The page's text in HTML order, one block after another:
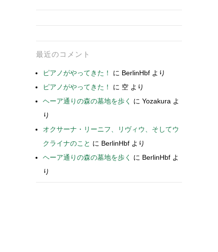
最近のコメント
ピアノがやってきた！ に BerlinHbf より
ピアノがやってきた！
に 空 より
ヘーア通りの森の墓地を歩く
に Yozakura よ
り
オクサーナ・リーニフ、リヴィウ、そしてウ
クライナのこと に BerlinHbf より
ヘーア通りの森の墓地を歩く
に BerlinHbf よ
り